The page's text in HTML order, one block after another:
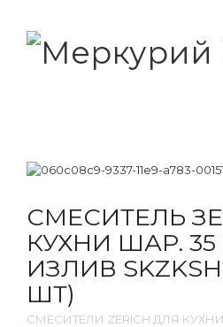
СМЕСИТЕЛЬ
КУХНИ ШАР.
ИЗЛИВ
ШТ)
СМЕСИТЕЛИ ZERICH ДЛЯ КУХНИ